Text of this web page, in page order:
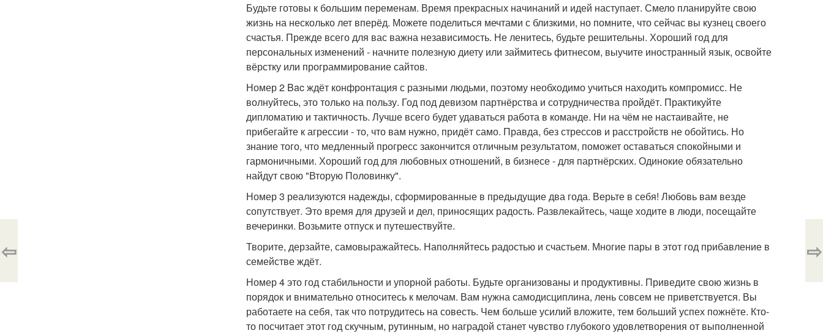
Будьте готовы к большим переменам. Время прекрасных начинаний и идей наступает. Смело планируйте свою
жизнь на несколько лет вперёд. Можете поделиться мечтами с близкими, но помните, что сейчас вы кузнец своего
счастья. Прежде всего для вас важна независимость. Не ленитесь, будьте решительны. Хороший год для
персональных изменений - начните полезную диету или займитесь фитнесом, выучите иностранный язык, освойте
вёрстку или программирование сайтов.
Номер 2 Bac ждёт конфронтация с разными людьми, поэтому необходимо учиться находить компромисс. Не
волнуйтесь, это только на пользу. Год под девизом партнёрства и сотрудничества пройдёт. Практикуйте
дипломатию и тактичность. Лучше всего будет удаваться работа в команде. Ни на чём не настаивайте, не
прибегайте к агрессии - то, что вам нужно, придёт само. Правда, без стрессов и расстройств не обойтись. Но
знание того, что медленный прогресс закончится отличным результатом, поможет оставаться спокойными и
гармоничными. Хороший год для любовных отношений, в бизнесе - для партнёрских. Одинокие обязательно
найдут свою "Вторую Половинку".
Номер 3 реализуются надежды, сформированные в предыдущие два года. Верьте в себя! Любовь вам везде
сопутствует. Это время для друзей и дел, приносящих радость. Развлекайтесь, чаще ходите в люди, посещайте
вечеринки. Возьмите отпуск и путешествуйте.
Творите, дерзайте, самовыражайтесь. Наполняйтесь радостью и счастьем. Многие пары в этот год прибавление в
семействе ждёт.
Номер 4 это год стабильности и упорной работы. Будьте организованы и продуктивны. Приведите свою жизнь в
порядок и внимательно относитесь к мелочам. Вам нужна самодисциплина, лень совсем не приветствуется. Вы
работаете на себя, так что потрудитесь на совесть. Чем больше усилий вложите, тем больший успех пожнёте. Кто-
то посчитает этот год скучным, рутинным, но наградой станет чувство глубокого удовлетворения от выполненной
⇦ ⇨